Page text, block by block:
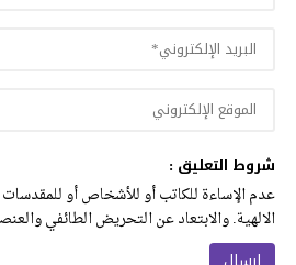
شروط التعليق :
عدم الإساءة للكاتب أو للأشخاص أو للمقدسات
الالهية. والابتعاد عن التحريض الطائفي